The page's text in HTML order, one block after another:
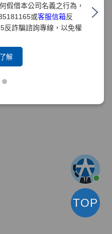
假借本公司名義之行為，
或客服信箱反
反詐騙諮詢專線，以免權
解
TOP